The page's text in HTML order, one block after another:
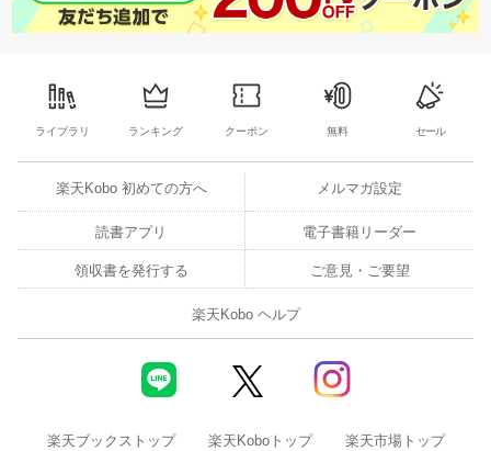
ライブラリ ランキング クーポン 無料 セール
楽天Kobo 初めての方へ メルマガ設定
読書アプリ 電子書籍リーダー
領収書を発行する ご意見・ご要望
楽天Kobo ヘルプ
楽天ブックストップ 楽天Koboトップ 楽天市場トップ